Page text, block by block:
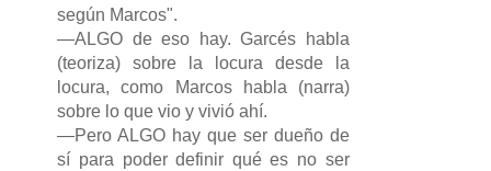
según Marcos".
—ALGO de eso hay. Garcés habla
(teoriza) sobre la locura desde la
locura, como Marcos habla (narra)
sobre lo que vio y vivió ahí.
—Pero ALGO hay que ser dueño de
sí para poder definir qué es no ser